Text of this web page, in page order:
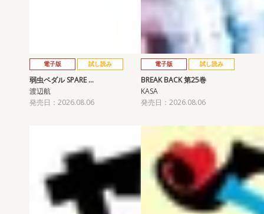
電子版 試し読み
弱虫ペダル SPARE …
渡辺航
発売日：2026.08.06
電子版 試し読み
BREAK BACK 第25巻
KASA
発売日：2026.08.06